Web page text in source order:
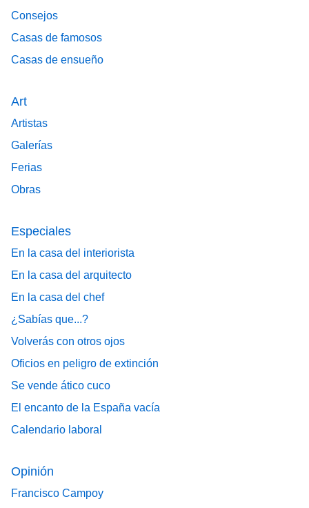
Consejos
Casas de famosos
Casas de ensueño
Art
Artistas
Galerías
Ferias
Obras
Especiales
En la casa del interiorista
En la casa del arquitecto
En la casa del chef
¿Sabías que...?
Volverás con otros ojos
Oficios en peligro de extinción
Se vende ático cuco
El encanto de la España vacía
Calendario laboral
Opinión
Francisco Campoy